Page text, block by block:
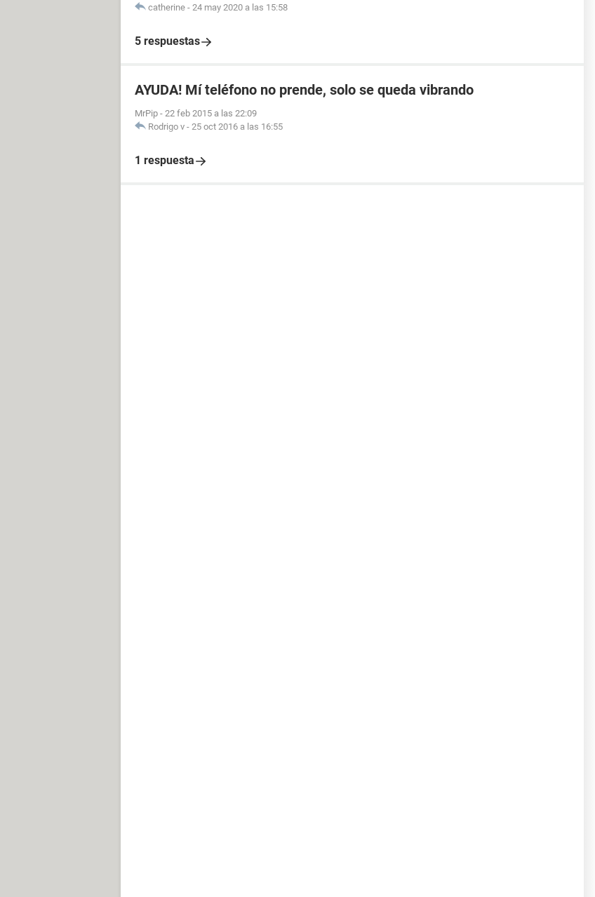
catherine - 24 may 2020 a las 15:58
5 respuestas
AYUDA! Mí teléfono no prende, solo se queda vibrando
MrPip - 22 feb 2015 a las 22:09
Rodrigo v - 25 oct 2016 a las 16:55
1 respuesta